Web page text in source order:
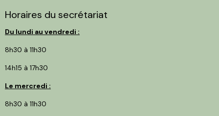
Horaires du secrétariat
Du lundi au vendredi :
8h30 à 11h30
14h15 à 17h30
Le mercredi :
8h30 à 11h30